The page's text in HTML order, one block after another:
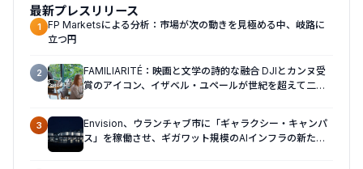
最新プレスリリース
1
FP Marketsによる分析：市場が次の動きを見極める中、岐路に
立つ円
2
FAMILIARITÉ：映画と文学の詩的な融合 DJIとカンヌ受
賞のアイコン、イザベル・ユペールが世紀を超えて二人
3
Envision、ウランチャブ市に「ギャラクシー・キャンパ
ス」を稼働させ、ギガワット規模のAIインフラの新たな